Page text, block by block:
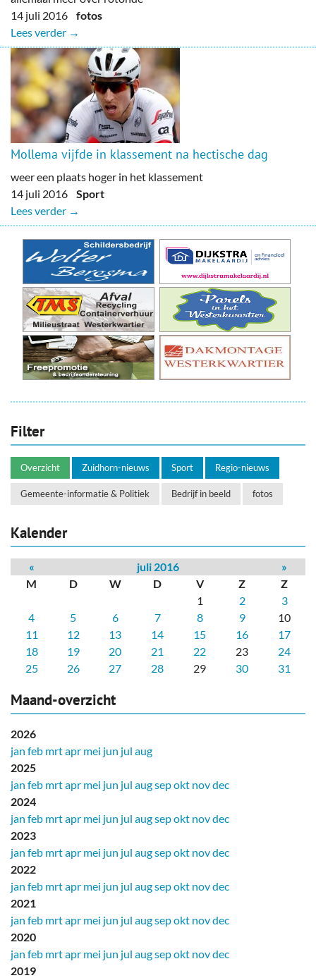
14 juli 2016 fotos
Lees verder →
Mollema vijfde in klassement na hectische dag
weer een plaats hoger in het klassement
14 juli 2016 Sport
Lees verder →
Filter
Overzicht Zuidhorn-nieuws Sport Regio-nieuws
Gemeente-informatie & Politiek Bedrijf in beeld fotos
Kalender
« juli 2016
»
M
D W D V Z
Z
1
2
3
4
5 6 7 8 9
10
11
12 13 14 15 16
17
18
19 20 21 22 23
24
25
26 27 28 29 30 31
Maand-overzicht
2026
jan feb mrtapr mei jun jul aug
2025
jan feb mrtapr mei jun jul augsepokt novdec
2024
jan feb mrtapr mei jun jul augsepokt novdec
2023
jan feb mrtapr mei jun jul augsepokt novdec
2022
jan feb mrtapr mei jun jul augsepokt novdec
2021
jan feb mrtapr mei jun jul augsepokt novdec
2020
jan feb mrtapr mei jun jul augsepokt novdec
2019